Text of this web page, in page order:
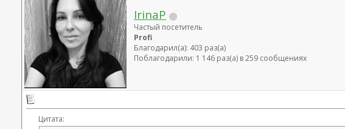
IrinaP
Частый посетитель
Profi
Благодарил(а): 403 раз(а)
Поблагодарили: 1 146 раз(а) в 259 сообщениях
Цитата: